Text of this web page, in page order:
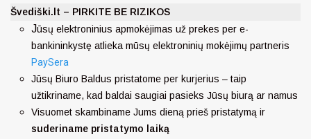
Švediški.lt – PIRKITE BE RIZIKOS
Jūsų elektroninius apmokėjimas už prekes per e-
bankininkystę atlieka mūsų elektroninių mokėjimų partneris
PaySera
Jūsų Biuro Baldus pristatome per kurjerius – taip
užtikriname, kad baldai saugiai pasieks Jūsų biurą ar namus
Visuomet skambiname Jums dieną prieš pristatymą ir
suderiname pristatymo laiką